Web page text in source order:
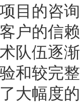
目的咨
户的信
队伍逐
和较完
大幅度